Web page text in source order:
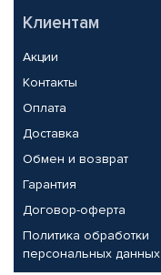
Клиентам
Акции
Контакты
Оплата
Доставка
Обмен и возврат
Гарантия
Договор-оферта
Политика обработки
персональных данных